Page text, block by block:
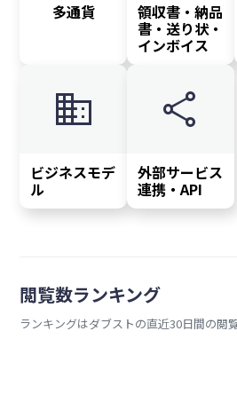
多通貨 領収書・納品
書・送り状・
インボイス
domain
ビジネスモデ
ル
share
外部サービス
連携・API
閲覧数ランキング
ランキングはダブストの直近30日間の閲